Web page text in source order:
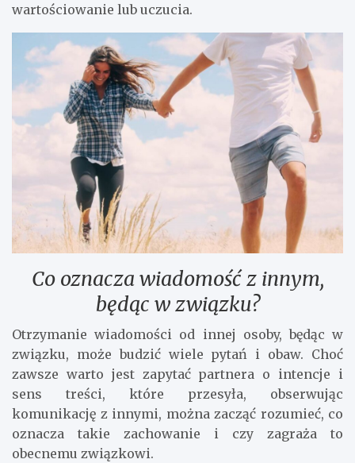
wartościowanie lub uczucia.
Co oznacza wiadomość z innym,
będąc w związku?
Otrzymanie wiadomości od innej osoby, będąc w
związku, może budzić wiele pytań i obaw. Choć
zawsze warto jest zapytać partnera o intencje i
sens treści, które przesyła, obserwując
komunikację z innymi, można zacząć rozumieć, co
oznacza takie zachowanie i czy zagraża to
obecnemu związkowi.